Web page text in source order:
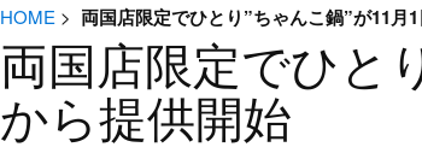
HOME > 両国店限定でひとり”ちゃんこ鍋”が11月
両国店限定でひと
から提供開始